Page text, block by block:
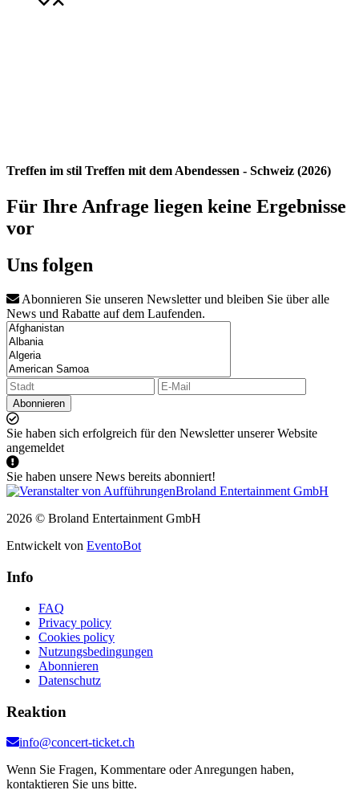
Treffen im stil Treffen mit dem Abendessen - Schweiz (2026)
Für Ihre Anfrage liegen keine Ergebnisse
vor
Uns folgen
Abonnieren Sie unseren Newsletter und bleiben Sie über alle
News und Rabatte auf dem Laufenden.
Abonnieren
Sie haben sich erfolgreich für den Newsletter unserer Website
angemeldet
Sie haben unsere News bereits abonniert!
2026 © Broland Entertainment GmbH
Entwickelt von EventoBot
Info
FAQ
Privacy policy
Cookies policy
Nutzungsbedingungen
Abonnieren
Datenschutz
Reaktion
info@concert-ticket.ch
Wenn Sie Fragen, Kommentare oder Anregungen haben,
kontaktieren Sie uns bitte.